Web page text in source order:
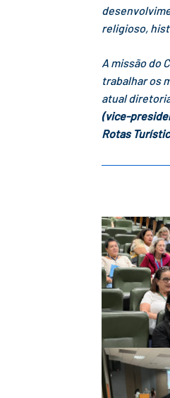
religioso,
A missão do
trabalhar os
atual
(vice-
Rotas